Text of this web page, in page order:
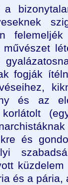
fogják
és az
és
és a